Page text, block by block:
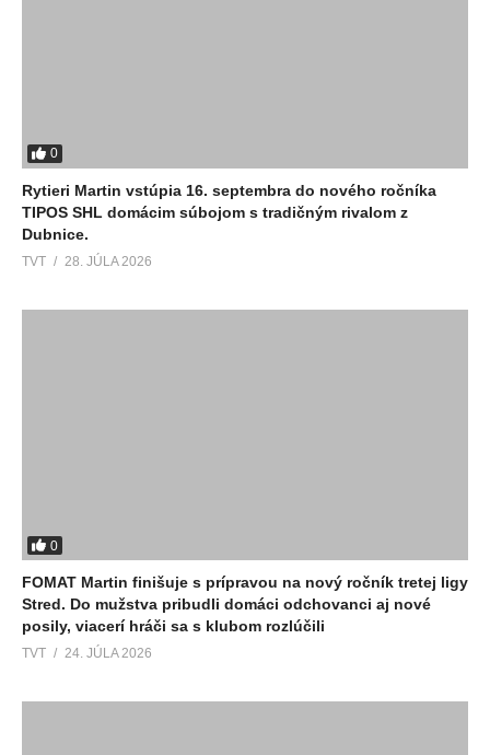
0
Rytieri Martin vstúpia 16. septembra do nového ročníka
TIPOS SHL domácim súbojom s tradičným rivalom z
Dubnice.
TVT 28. JÚLA 2026
0
FOMAT Martin finišuje s prípravou na nový ročník tretej ligy
Stred. Do mužstva pribudli domáci odchovanci aj nové
posily, viacerí hráči sa s klubom rozlúčili
TVT 24. JÚLA 2026